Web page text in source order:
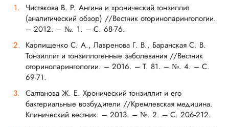
Чистякова В. Р. Ангина и хронический тонзиллит
(аналитический обзор) //Вестник оториноларингологии.
– 2012. – №. 1. – С. 68-76.
Карпищенко С. А., Лавренова Г. В., Баранская С. В.
Тонзиллит и тонзиллогенные заболевания //Вестник
оториноларингологии. – 2016. – Т. 81. – №. 4. – С.
69-71.
Салтанова Ж. Е. Хронический тонзиллит и его
бактериальные возбудители //Кремлевская медицина.
Клинический вестник. – 2013. – №. 2. – С. 206-212.